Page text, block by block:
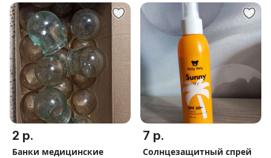
2 р.
Банки медицинские
7 р.
Солнцезащитный спрей